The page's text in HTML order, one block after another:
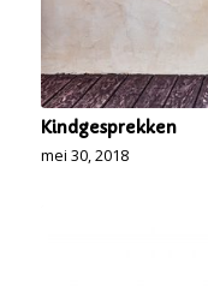
Kindgesprekken
mei 30, 2018